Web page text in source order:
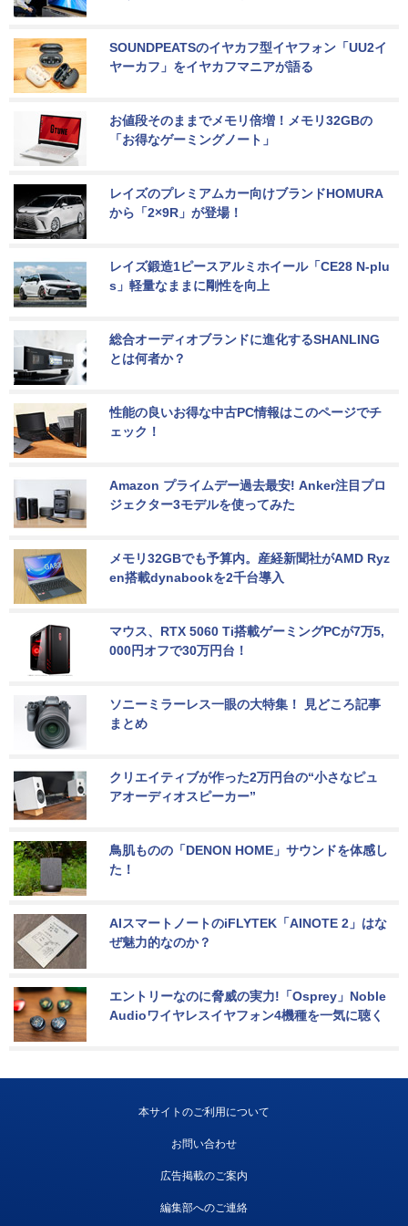
SOUNDPEATSのイヤカフ型イヤフォン「UU2イ
ヤーカフ」をイヤカフマニアが語る
お値段そのままでメモリ倍増！メモリ32GBの
「お得なゲーミングノート」
レイズのプレミアムカー向けブランドHOMURA
から「2×9R」が登場！
レイズ鍛造1ピースアルミホイール「CE28 N-plu
s」軽量なままに剛性を向上
総合オーディオブランドに進化するSHANLING
とは何者か？
性能の良いお得な中古PC情報はこのページでチ
ェック！
Amazon プライムデー過去最安! Anker注目プロ
ジェクター3モデルを使ってみた
メモリ32GBでも予算内。産経新聞社がAMD Ryz
en搭載dynabookを2千台導入
マウス、RTX 5060 Ti搭載ゲーミングPCが7万5,
000円オフで30万円台！
ソニーミラーレス一眼の大特集！ 見どころ記事
まとめ
クリエイティブが作った2万円台の“小さなピュ
アオーディオスピーカー”
鳥肌ものの「DENON HOME」サウンドを体感し
た！
AIスマートノートのiFLYTEK「AINOTE 2」はな
ぜ魅力的なのか？
エントリーなのに脅威の実力!「Osprey」Noble
Audioワイヤレスイヤフォン4機種を一気に聴く
本サイトのご利用について
お問い合わせ
広告掲載のご案内
編集部へのご連絡